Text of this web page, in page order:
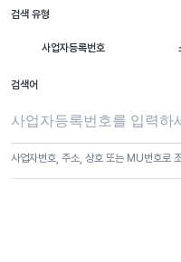
재난배상책임보험
가입대상 시설정보를 확인하고 보
검색 유형
사업자등록번호
검색어
사업자번호, 주소, 상호 또는 MU번호로